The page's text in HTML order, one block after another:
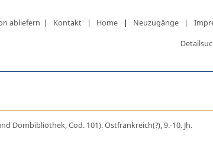
abliefern | Kontakt | Home | Neuzugänge |
Dombibliothek, Cod. 101). Ostfrankreich(?), 9.-10. Jh.